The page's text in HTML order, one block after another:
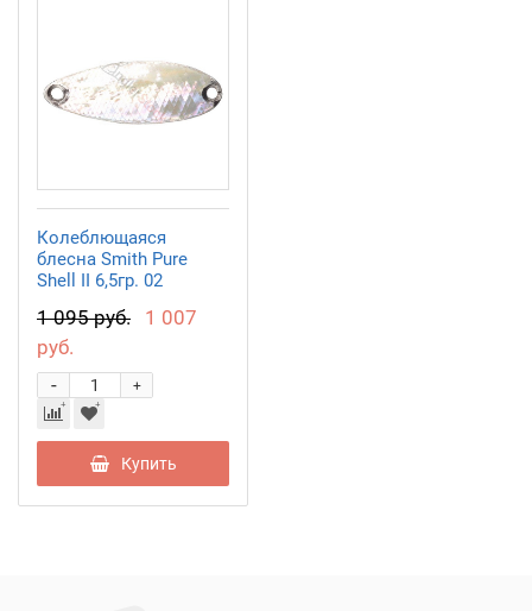
Колеблющаяся
блесна Smith Pure
Shell II 6,5гр. 02
1 095 руб.
1 007
руб.
+
-
Купить